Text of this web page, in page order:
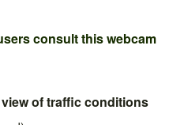
consult this webcam
view of traffic conditions